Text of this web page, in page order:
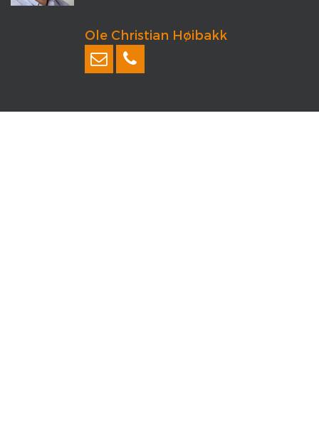
Ole Christian Høibakk